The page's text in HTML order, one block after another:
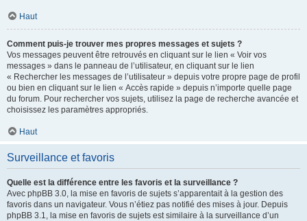
Haut
Comment puis-je trouver mes propres messages et sujets ?
Vos messages peuvent être retrouvés en cliquant sur le lien « Voir vos
messages » dans le panneau de l’utilisateur, en cliquant sur le lien
« Rechercher les messages de l’utilisateur » depuis votre propre page de profil
ou bien en cliquant sur le lien « Accès rapide » depuis n’importe quelle page
du forum. Pour rechercher vos sujets, utilisez la page de recherche avancée et
choisissez les paramètres appropriés.
Haut
Surveillance et favoris
Quelle est la différence entre les favoris et la surveillance ?
Avec phpBB 3.0, la mise en favoris de sujets s’apparentait à la gestion des
favoris dans un navigateur. Vous n’étiez pas notifié des mises à jour. Depuis
phpBB 3.1, la mise en favoris de sujets est similaire à la surveillance d’un